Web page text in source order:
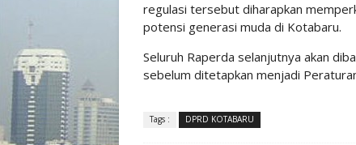
regulasi tersebut diharapkan
potensi generasi muda di Kotabaru.
Seluruh Raperda selanjutnya akan
sebelum ditetapkan menjadi
Tags : DPRD KOTABARU